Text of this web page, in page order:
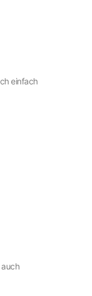
einfach